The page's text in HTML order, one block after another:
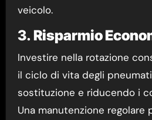
veicolo.
3. Risparmio
Investire nella rotazione
il ciclo di vita degli
sostituzione e riducendo i
Una manutenzione